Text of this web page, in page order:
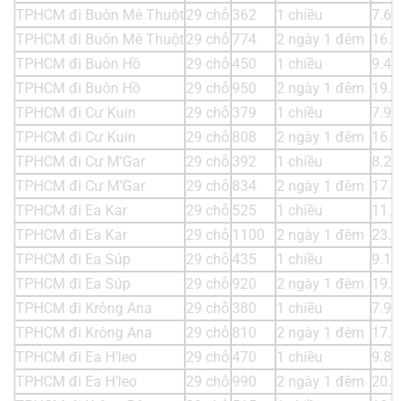
TPHCM đi Buôn Mê Thuột29 chỗ 362 1 chiều
TPHCM đi Buôn Mê Thuột29 chỗ 774 2 ngày 1 đêm
TPHCM đi Buôn Hồ
29 chỗ 450 1 chiều
TPHCM đi Buôn Hồ
29 chỗ 950 2 ngày 1 đêm
TPHCM đi Cư Kuin
29 chỗ 379 1 chiều
TPHCM đi Cư Kuin
29 chỗ 808 2 ngày 1 đêm
TPHCM đi Cư M’Gar
29 chỗ 392 1 chiều
TPHCM đi Cư M’Gar
29 chỗ 834 2 ngày 1 đêm
TPHCM đi Ea Kar
29 chỗ 525 1 chiều
TPHCM đi Ea Kar
29 chỗ 1100 2 ngày 1 đêm
TPHCM đi Ea Súp
29 chỗ 435 1 chiều
TPHCM đi Ea Súp
29 chỗ 920 2 ngày 1 đêm
TPHCM đi Krông Ana
29 chỗ 380 1 chiều
TPHCM đi Krông Ana
29 chỗ 810 2 ngày 1 đêm
TPHCM đi Ea H’leo
29 chỗ 470 1 chiều
TPHCM đi Ea H’leo
29 chỗ 990 2 ngày 1 đêm